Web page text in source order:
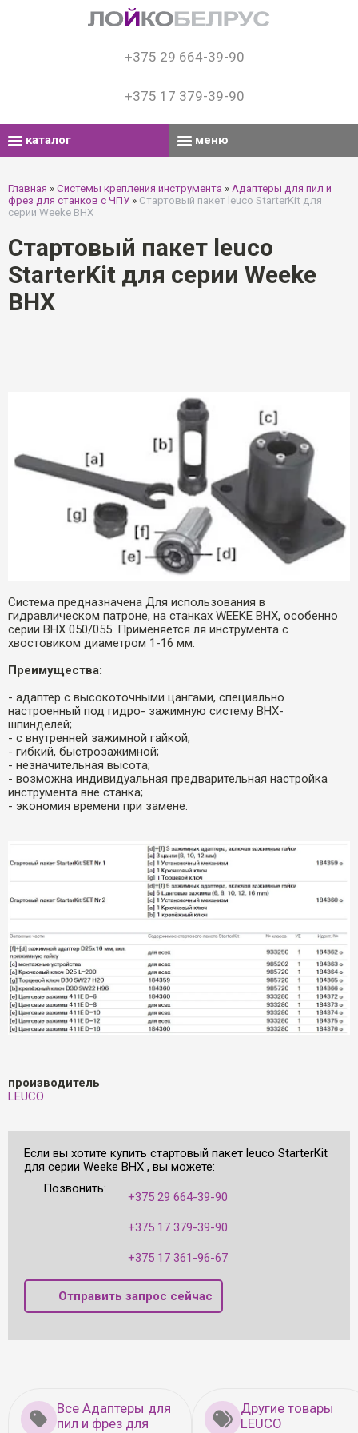
+375 29 664-39-90
+375 17 379-39-90
каталог меню
Главная » Системы крепления инструмента » Адаптеры для пил и
фрез для станков с ЧПУ » Стартовый пакет leuco StarterKit для
серии Weeke BHX
Стартовый пакет leuco
StarterKit для серии Weeke
BHX
Система предназначена Для использования в
гидравлическом патроне, на станках WEEKE BHX, особенно
серии BHX 050/055. Применяется ля инструмента с
хвостовиком диаметром 1-16 мм.
Преимущества:
- адаптер с высокоточными цангами, специально
настроенный под гидро- зажимную систему ВНХ-
шпинделей;
- с внутренней зажимной гайкой;
- гибкий, быстрозажимной;
- незначительная высота;
- возможна индивидуальная предварительная настройка
инструмента вне станка;
- экономия времени при замене.
производитель
LEUCO
Если вы хотите купить стартовый пакет leuco StarterKit
для серии Weeke BHX , вы можете:
Позвонить:
+375 29 664-39-90
+375 17 379-39-90
+375 17 361-96-67
Отправить запрос сейчас
Все Адаптеры для
пил и фрез для
Другие товары
LEUCO